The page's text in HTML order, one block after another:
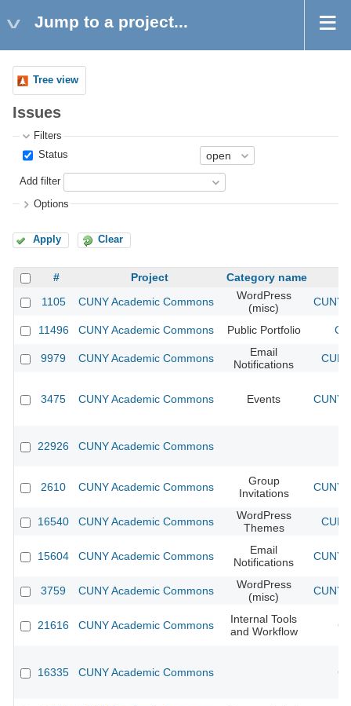
Jump to a project...
Tree view
Issues
Filters
Status
Add filter
Options
Apply Clear
# Project
Category name
1105
CUNY Academic Commons
WordPress
(misc)
CUNY
11496 CUNY Academic Commons Public Portfolio
9979 CUNY Academic Commons
Email
Notifications
3475 CUNY Academic Commons Events CUNY
22926 CUNY Academic Commons
2610 CUNY Academic Commons
Group
Invitations
CUNY
16540 CUNY Academic Commons
WordPress
Themes
15604 CUNY Academic Commons
Email
Notifications
CUNY
3759 CUNY Academic Commons
WordPress
(misc)
CUNY
21616 CUNY Academic Commons
Internal Tools
and Workflow
16335 CUNY Academic Commons